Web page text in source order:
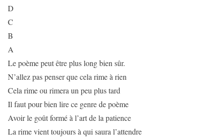
D
C
B
A
Le poème peut être plus long bien sûr.
N’allez pas penser que cela rime à rien
Cela rime ou rimera un peu plus tard
Il faut pour bien lire ce genre de poème
Avoir le goût formé à l’art de la patience
La rime vient toujours à qui saura l’attendre